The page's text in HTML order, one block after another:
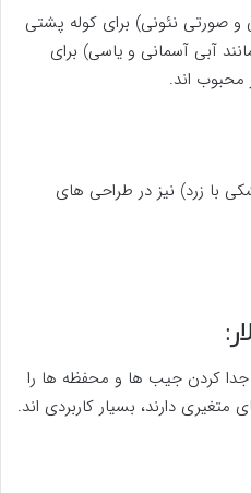
و صورتی نئونی) برای کوله پشتی
آبی آسمانی و یاسی) برای
محبوب اند.
با زرد) نیز در طراحی های
جدا کردن جیب ها و محفظه ها را
متغیری دارند، بسیار کاربردی اند.